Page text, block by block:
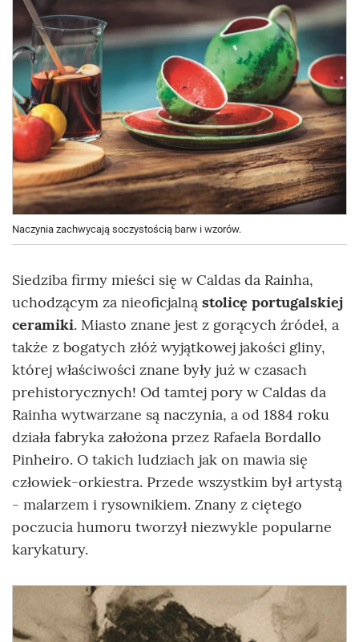
Naczynia zachwycają soczystością barw i wzorów.
Siedziba firmy mieści się w Caldas da Rainha,
uchodzącym za nieoficjalną stolicę portugalskiej
ceramiki. Miasto znane jest z gorących źródeł, a
także z bogatych złóż wyjątkowej jakości gliny,
której właściwości znane były już w czasach
prehistorycznych! Od tamtej pory w Caldas da
Rainha wytwarzane są naczynia, a od 1884 roku
działa fabryka założona przez Rafaela Bordallo
Pinheiro. O takich ludziach jak on mawia się
człowiek-orkiestra. Przede wszystkim był artystą
- malarzem i rysownikiem. Znany z ciętego
poczucia humoru tworzył niezwykle popularne
karykatury.